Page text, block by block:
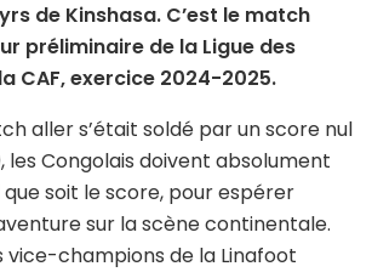
de Kinshasa. C’est le match
préliminaire de la Ligue des
CAF, exercice 2024-2025.
aller s’était soldé par un score nul
les Congolais doivent absolument
soit le score, pour espérer
sur la scène continentale.
vice-champions de la Linafoot